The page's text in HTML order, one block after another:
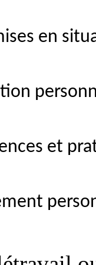
en
et